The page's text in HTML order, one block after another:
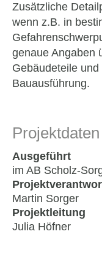
Zusätzliche
wenn z.B. in
genaue Angaben
Gebäudeteile
Bauausführung.
Projektdaten
Ausgeführt
im AB Scholz-
Martin Sorger
Projektleitung
Julia Höfner